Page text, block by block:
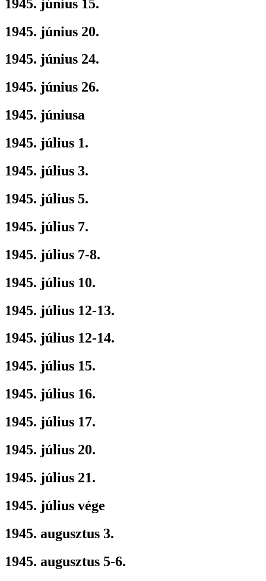
1945. június 15.
1945. június 20.
1945. június 24.
1945. június 26.
1945. júniusa
1945. július 1.
1945. július 3.
1945. július 5.
1945. július 7.
1945. július 7-8.
1945. július 10.
1945. július 12-13.
1945. július 12-14.
1945. július 15.
1945. július 16.
1945. július 17.
1945. július 20.
1945. július 21.
1945. július vége
1945. augusztus 3.
1945. augusztus 5-6.